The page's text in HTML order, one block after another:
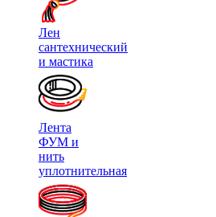
Лен
сантехнический
и мастика
Лента
ФУМ и
нить
уплотнительная